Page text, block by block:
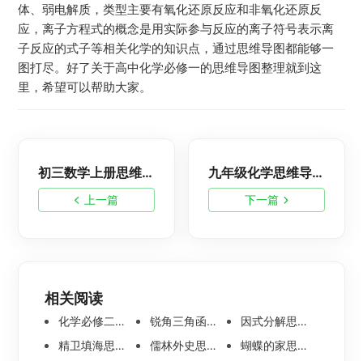
体、弱电解质，类型主要有氧化还原反应和非氧化还原反
应，离子方程式的概念是用实际参与反应的离子符号表示离
子反应的式子等相关化学的知识点，通过思维导图都能够一
图打尽。好了关于高中化学必修一的思维导图整理就到这
里，希望可以帮助大家。
上一篇
初三数学上册思维导图：相似三角形-九年级数学脑图
下一篇
九年级化学思维导图：钠-初三化学脑图
相关阅读
化学必修二思维导图合集，高中高清化学思维导图整理 锐角三角函数思维导图 | 数学思维导图分享
因式分解思维导图高清版-数学思维导图模板分享
精卫填海思维导图怎么画？高清版精卫填海思维导图模板分享
儒林外史思维导图大全|高清版免费思维导图模板 蝴蝶的家思维导图怎么画？高清版蝴蝶的家思维导图分享